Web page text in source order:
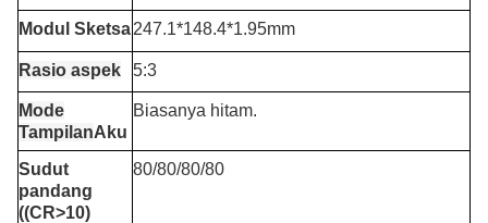
Modul Sketsa247.1*148.4*1.95mm
Rasio aspek 5:3
Mode
TampilanAku
Biasanya hitam.
Sudut
pandang
((CR>10)
80/80/80/80